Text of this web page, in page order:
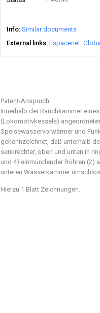
Info Similar documents
External links Espacenet
Patent-Anspruch:
Innerhalb der Rauchkammer
(Lokomotivkessels)
Speisewasservorwärmer und
gekennzeichnet, daß unterhalb
senkrechter, oben und unten in
und 4) einmündender Röhren
unteren Wasserkammer
Hierzu 1 Blatt Zeichnungen.